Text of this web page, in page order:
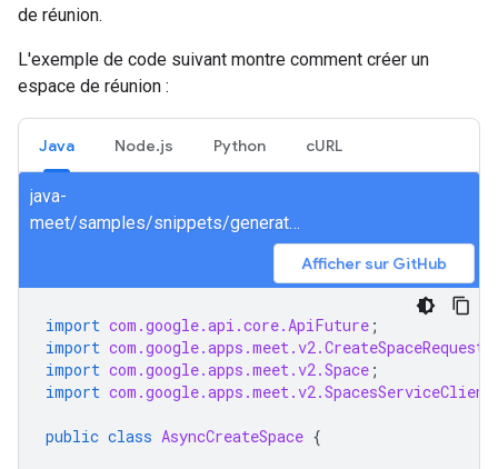
de réunion.
L'exemple de code suivant montre comment créer un
espace de réunion :
Java Node.js Python cURL
java-
meet/samples/snippets/generated/com/google/apps/meet/v2/spacesservice/createspace/AsyncCreateSpace.java
Afficher sur GitHub
import com.google.api.core.ApiFuture ;
import com.google.apps.meet.v2.CreateSpaceRequest
import com.google.apps.meet.v2.Space ;
import com.google.apps.meet.v2.SpacesServiceClient
public class AsyncCreateSpace {